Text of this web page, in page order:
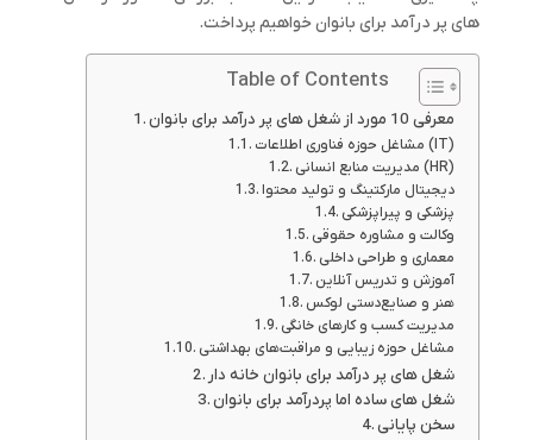
های پر درآمد برای بانوان خواهیم پرداخت.
Table of Contents
معرفی 10 مورد از شغل های پر درآمد برای بانوان
مشاغل حوزه فناوری اطلاعات (IT)
مدیریت منابع انسانی (HR)
دیجیتال مارکتینگ و تولید محتوا
پزشکی و پیراپزشکی
وکالت و مشاوره حقوقی
معماری و طراحی داخلی
آموزش و تدریس آنلاین
هنر و صنایع‌دستی لوکس
مدیریت کسب و کارهای خانگی
مشاغل حوزه زیبایی و مراقبت‌های بهداشتی
شغل های پر درآمد برای بانوان خانه دار
شغل های ساده اما پردرآمد برای بانوان
سخن پایانی